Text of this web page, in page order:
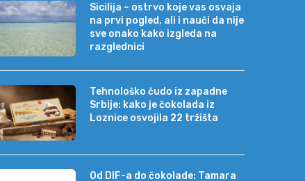
Sicilija – ostrvo koje vas osvaja
na prvi pogled, ali i nauči da nije
sve onako kako izgleda na
razglednici
Tehnološko čudo iz zapadne
Srbije: kako je čokolada iz
Loznice osvojila 22 tržišta
Od DIF-a do čokolade: Tamara